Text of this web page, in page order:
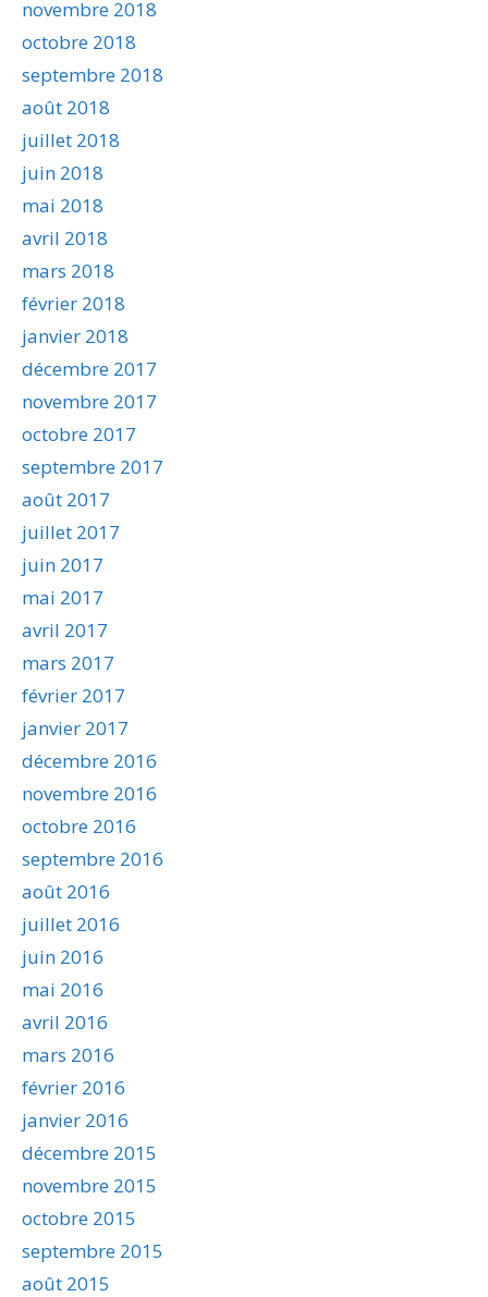
novembre 2018
octobre 2018
septembre 2018
août 2018
juillet 2018
juin 2018
mai 2018
avril 2018
mars 2018
février 2018
janvier 2018
décembre 2017
novembre 2017
octobre 2017
septembre 2017
août 2017
juillet 2017
juin 2017
mai 2017
avril 2017
mars 2017
février 2017
janvier 2017
décembre 2016
novembre 2016
octobre 2016
septembre 2016
août 2016
juillet 2016
juin 2016
mai 2016
avril 2016
mars 2016
février 2016
janvier 2016
décembre 2015
novembre 2015
octobre 2015
septembre 2015
août 2015